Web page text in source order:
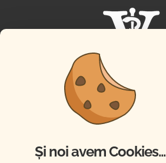
ȘTIINȚĂ ȘI PRACTICĂ
Și noi avem Cookies...